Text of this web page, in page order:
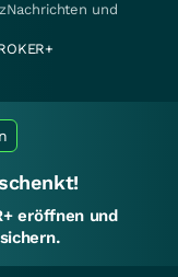
und
eröffnen und